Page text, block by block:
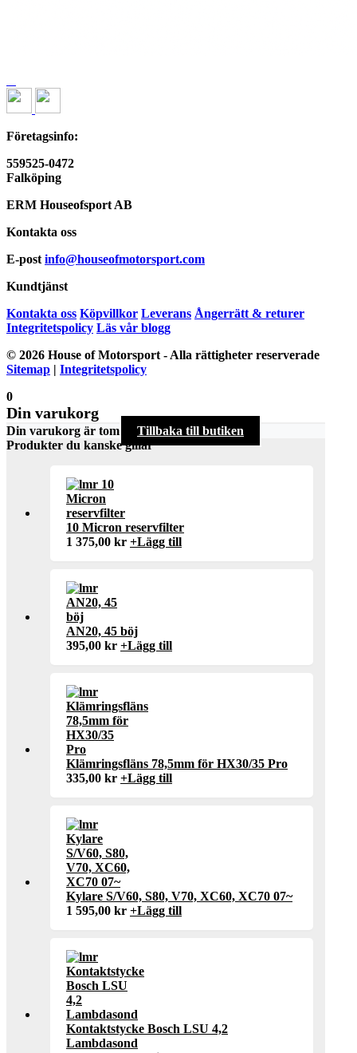
Företagsinfo:
559525-0472
Falköping
ERM Houseofsport AB
Kontakta oss
E-post info@houseofmotorsport.com
Kundtjänst
Kontakta oss Köpvillkor Leverans Ångerrätt & returer
Integritetspolicy Läs vår blogg
© 2026 House of Motorsport - Alla rättigheter reserverade
Sitemap | Integritetspolicy
0
Din varukorg
Din varukorg är tom
Tillbaka till butiken
Produkter du kanske gillar
10 Micron reservfilter
1 375,00 kr +Lägg till
AN20, 45 böj
395,00 kr +Lägg till
Klämringsfläns 78,5mm för HX30/35 Pro
335,00 kr +Lägg till
Kylare S/V60, S80, V70, XC60, XC70 07~
1 595,00 kr +Lägg till
Kontaktstycke Bosch LSU 4,2
Lambdasond